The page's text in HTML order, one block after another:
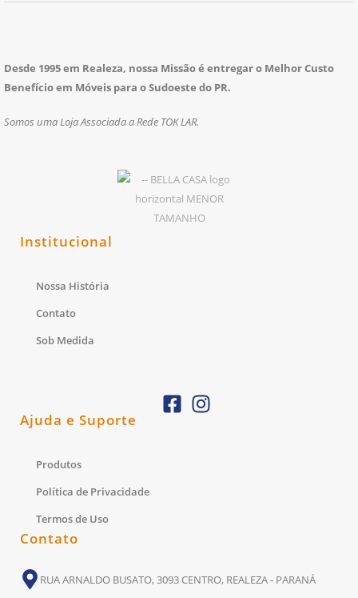
Desde 1995 em Realeza, nossa Missão é entregar o Melhor Custo
Benefício em Móveis para o Sudoeste do PR.
Somos uma Loja Associada a Rede TOK LAR.
Institucional
Nossa História
Contato
Sob Medida
Ajuda e Suporte
Produtos
Política de Privacidade
Termos de Uso
Contato
RUA ARNALDO BUSATO, 3093 CENTRO, REALEZA - PARANÁ